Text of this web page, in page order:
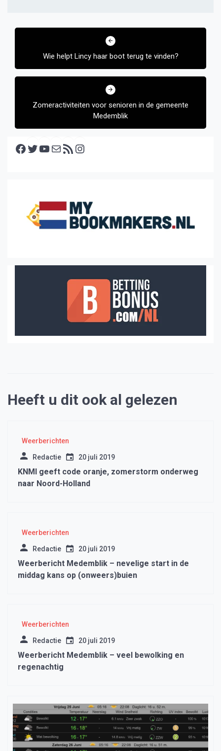
Bericht
Wie helpt Lincy haar boot terug te vinden?
Zomeractiviteiten voor senioren in de gemeente
Medemblik
Facebook Twitter YouTube E-mail RSS feed
Heeft u dit ook al gelezen
Weerberichten
Redactie 20 juli 2019
KNMI geeft code oranje, zomerstorm onderweg
naar Noord-Holland
Weerberichten
Redactie 20 juli 2019
Weerbericht Medemblik – nevelige start in de
middag kans op (onweers)buien
Weerberichten
Redactie 20 juli 2019
Weerbericht Medemblik – veel bewolking en
regenachtig